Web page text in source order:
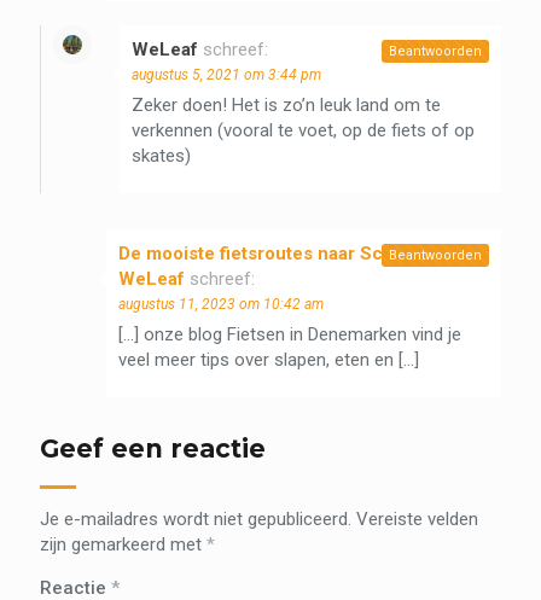
WeLeaf schreef:
augustus 5, 2021 om 3:44 pm
Zeker doen! Het is zo’n leuk land om te
verkennen (vooral te voet, op de fiets of op
skates)
Beantwoorden
De mooiste fietsroutes naar Scandinavië -
WeLeaf schreef:
augustus 11, 2023 om 10:42 am
[…] onze blog Fietsen in Denemarken vind je
veel meer tips over slapen, eten en […]
Beantwoorden
Geef een reactie
Je e-mailadres wordt niet gepubliceerd. Vereiste velden
zijn gemarkeerd met *
Reactie *